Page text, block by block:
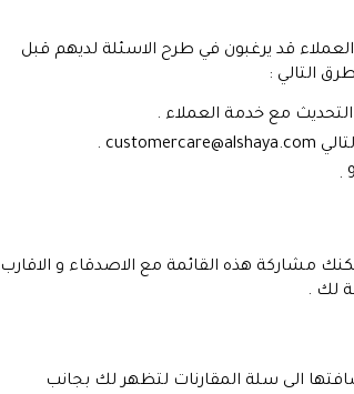
قد يرغبون في طرح الاسئلة لديهم قبل
التالي :
مع خدمة العملاء .
customercare@alshaya.com
.
مشاركة هذه القائمة مع الاصدقاء و الاقارب
لك .
الى سلة المقارنات لتظهر لك بجانب